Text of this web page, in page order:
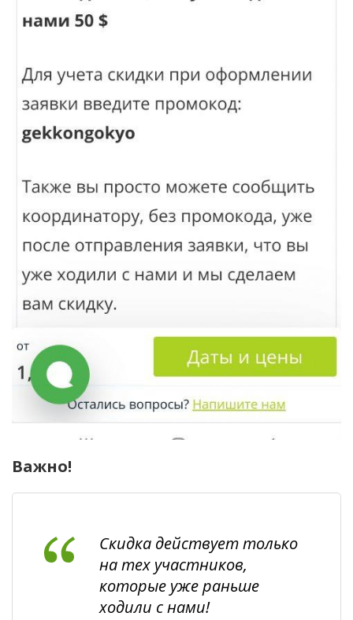
Важно!
Скидка действует только
на тех участников,
которые уже раньше
ходили с нами!